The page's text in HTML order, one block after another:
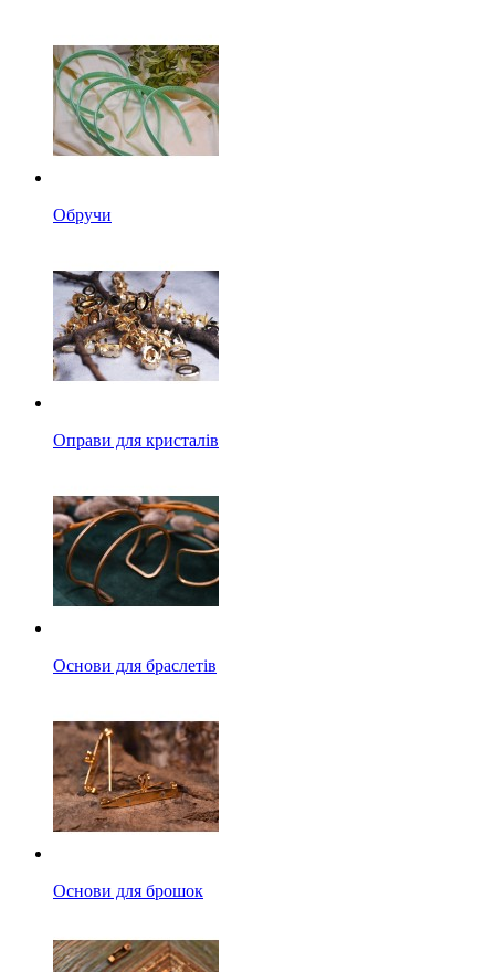
Обручи
Оправи для кристалів
Основи для браслетів
Основи для брошок